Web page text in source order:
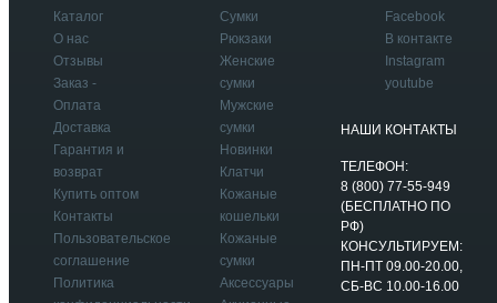
Каталог
О нас
Отзывы
Заказ -
Оплата
Доставка
Гарантия и
возврат
Купить оптом
Контакты
Пользовательское
соглашение
Политика
Сумки
Рюкзаки
Женские
сумки
Мужские
сумки
Новинки
Клатчи
Кожаные
кошельки
Кожаные
сумки
Аксессуары
Facebook
В контакте
Instagram
youtube
НАШИ КОНТАКТЫ
ТЕЛЕФОН:
8 (800) 77-55-949
(БЕСПЛАТНО ПО
РФ)
КОНСУЛЬТИРУЕМ:
ПН-ПТ 09.00-20.00,
СБ-ВС 10.00-16.00